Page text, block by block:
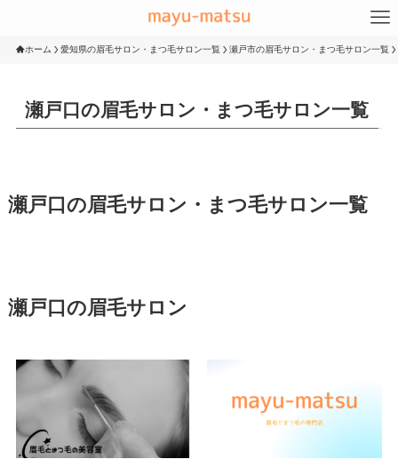
ホーム 愛知県の眉毛サロン・まつ毛サロン一覧 瀬戸市の眉毛サロン・まつ毛サロン一覧
瀬戸口の眉毛サロン・まつ毛サロン一覧
瀬戸口の眉毛サロン・まつ毛サロン一覧
瀬戸口の眉毛サロン